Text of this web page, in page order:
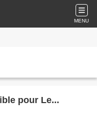
MENU
pour Le...